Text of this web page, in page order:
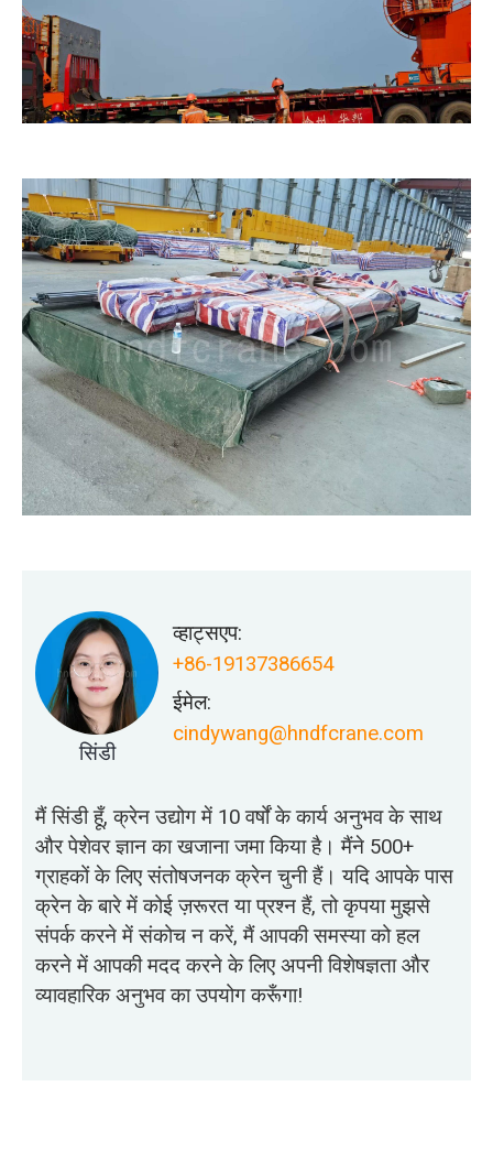
सिंडी
व्हाट्सएप:
+86-19137386654
ईमेल:
cindywang@hndfcrane.com
मैं सिंडी हूँ, क्रेन उद्योग में 10 वर्षों के कार्य अनुभव के साथ
और पेशेवर ज्ञान का खजाना जमा किया है। मैंने 500+
ग्राहकों के लिए संतोषजनक क्रेन चुनी हैं। यदि आपके पास
क्रेन के बारे में कोई ज़रूरत या प्रश्न हैं, तो कृपया मुझसे
संपर्क करने में संकोच न करें, मैं आपकी समस्या को हल
करने में आपकी मदद करने के लिए अपनी विशेषज्ञता और
व्यावहारिक अनुभव का उपयोग करूँगा!